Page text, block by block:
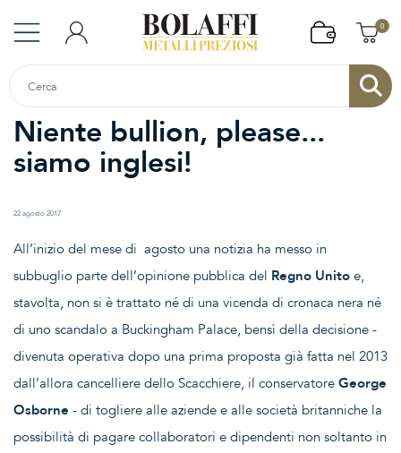
0
Niente bullion, please...
siamo inglesi!
22 agosto 2017
All’inizio del mese di agosto una notizia ha messo in
subbuglio parte dell’opinione pubblica del Regno Unito e,
stavolta, non si è trattato né di una vicenda di cronaca nera né
di uno scandalo a Buckingham Palace, bensì della decisione -
divenuta operativa dopo una prima proposta già fatta nel 2013
dall’allora cancelliere dello Scacchiere, il conservatore George
Osborne - di togliere alle aziende e alle società britanniche la
possibilità di pagare collaboratori e dipendenti non soltanto in